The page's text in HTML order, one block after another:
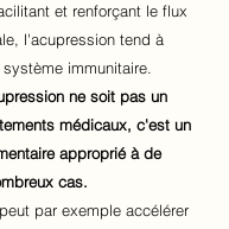
et renforçant le flux
l'acupression tend à
système immunitaire.
ne soit pas un
médicaux, c'est un
approprié à de
cas.
par exemple accélérer